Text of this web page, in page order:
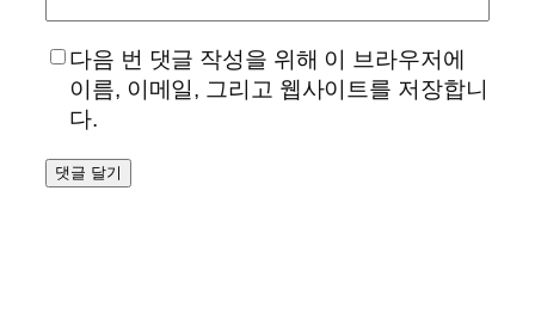
다음 번 댓글 작성을 위해 이 브라우저에
이름, 이메일, 그리고 웹사이트를 저장합니
다.